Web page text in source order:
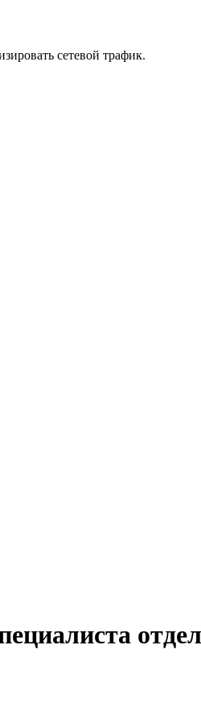
сетевой трафик.